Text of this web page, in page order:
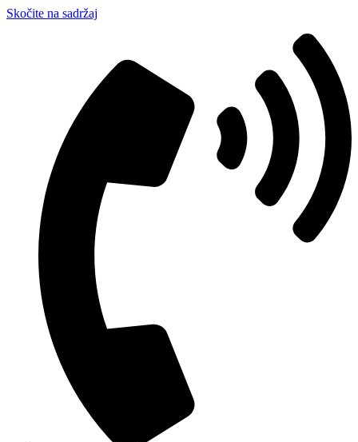
Skočite na sadržaj